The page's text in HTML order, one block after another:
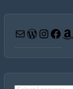
EmailWordPress